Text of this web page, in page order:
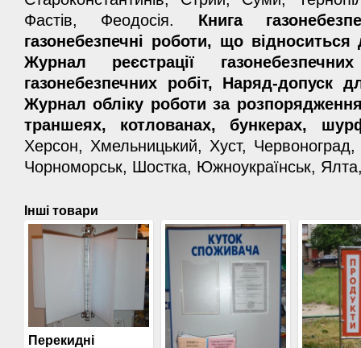
Фастів, Феодосія. Книга
газонебезпечні роботи, що відноситься
Журнал реєстрації
газонебезпечних робіт, Наряд-допуск
Журнал обліку роботи за
траншеях, котлованах, бункерах,
Херсон, Хмельницький, Хуст, Червоноград,
Чорноморськ, Шостка, Южноукраїнськ,
Інші товари
Перекидні